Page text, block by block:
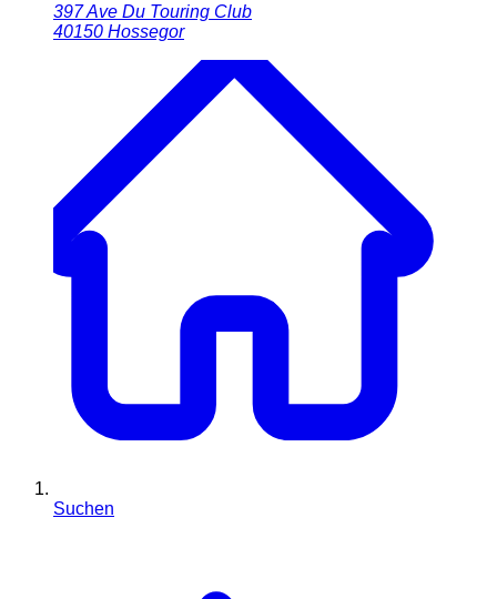
397 Ave Du Touring Club
40150 Hossegor
Suchen